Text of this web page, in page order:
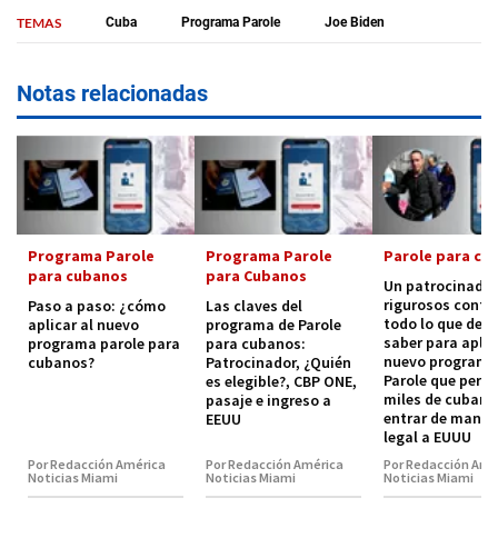
TEMAS Cuba Programa Parole Joe Biden
Notas relacionadas
Programa Parole
para cubanos
Paso a paso: ¿cómo
aplicar al nuevo
programa parole para
cubanos?
Por Redacción América
Noticias Miami
Programa Parole
para Cubanos
Las claves del
programa de Parole
para cubanos:
Patrocinador, ¿Quién
es elegible?, CBP ONE,
pasaje e ingreso a
EEUU
Por Redacción América
Noticias Miami
Parole para
Un
rigurosos
todo lo que
saber para
nuevo programa
Parole que
miles de
entrar de
legal a EUUU
Por Redacción
Noticias Miami